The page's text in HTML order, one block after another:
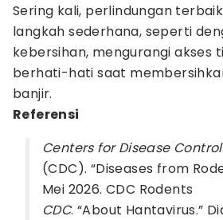
Sering kali, perlindungan
langkah sederhana, seperti
kebersihan, mengurangi akses
berhati-hati saat
banjir.
Referensi
Centers for Disease
(CDC). “Diseases from
Mei 2026. CDC Rodents
CDC. “About Hantavirus.”